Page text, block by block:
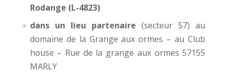
Rodange (L-4823)
dans un lieu partenaire (secteur 57) au
domaine de la Grange aux ormes – au Club
house – Rue de la grange aux ormes 57155
MARLY